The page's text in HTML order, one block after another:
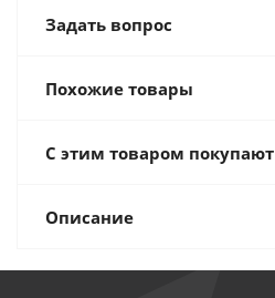
Задать вопрос
Похожие товары
С этим товаром покупают
Описание